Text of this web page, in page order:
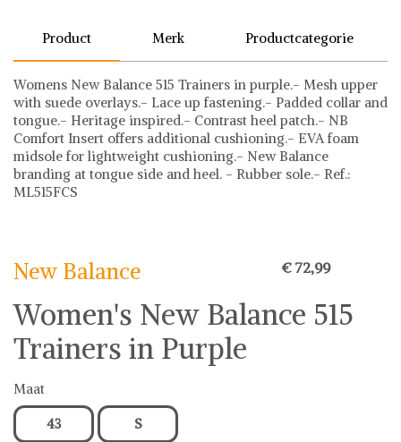
Product Merk Productcategorie
Womens New Balance 515 Trainers in purple.- Mesh upper
with suede overlays.- Lace up fastening.- Padded collar and
tongue.- Heritage inspired.- Contrast heel patch.- NB
Comfort Insert offers additional cushioning.- EVA foam
midsole for lightweight cushioning.- New Balance
branding at tongue side and heel. - Rubber sole.- Ref.:
ML515FCS
stel jouw fashion wish-list samen. Veilig online shoppen.
New Balance € 72,99
Women's New Balance 515
Trainers in Purple
Maat
43 S